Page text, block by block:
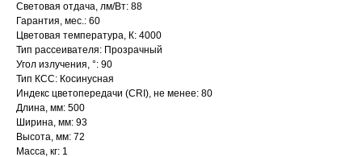
Световая отдача, лм/Вт: 88
Гарантия, мес.: 60
Цветовая температура, К: 4000
Тип рассеивателя: Прозрачный
Угол излучения, °: 90
Тип КСС: Косинусная
Индекс цветопередачи (CRI), не менее: 80
Длина, мм: 500
Ширина, мм: 93
Высота, мм: 72
Масса, кг: 1